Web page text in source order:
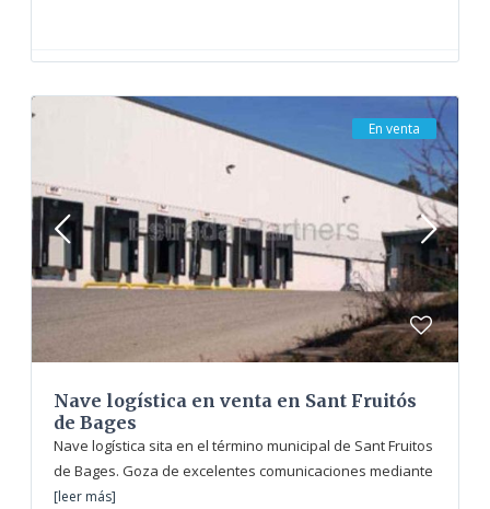
En venta
Nave logística en venta en Sant Fruitós
de Bages
Nave logística sita en el término municipal de Sant Fruitos
de Bages. Goza de excelentes comunicaciones mediante
[leer más]